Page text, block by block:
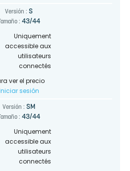
Versión : S
Tamaño : 43/44
Uniquement
accessible aux
utilisateurs
connectés
ver el precio
sesión
Versión : SM
Tamaño : 43/44
Uniquement
accessible aux
utilisateurs
connectés